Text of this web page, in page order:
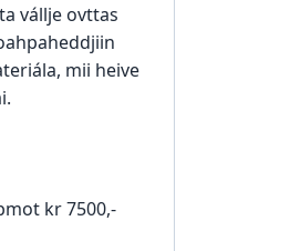
vállje ovttas
mii heive
kr 7500,-